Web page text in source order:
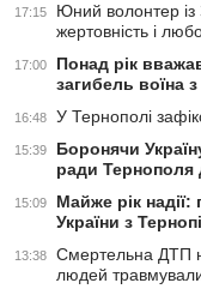
17:15
Юний волонтер із
жертовність і
17:00
Понад рік
загибель воїна
16:48 У Тернополі
15:39
Боронячи
ради Тернополя
15:09
Майже рік
України з
13:38
Смертельна ДТП
людей